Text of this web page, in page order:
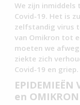
We zijn inmiddels
Covid-19. Het is
zelfstandig virus
van Omikron tot
moeten we
ziekte zich
Covid-19 en griep.
EPIDEMIEËN
en OMIKRON